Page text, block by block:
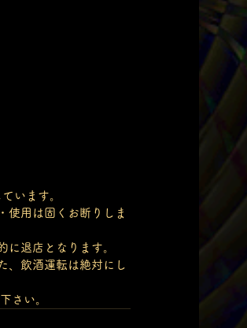
います。
使用は固くお断りしま
退店となります。
、飲酒運転は絶対にし
さい。